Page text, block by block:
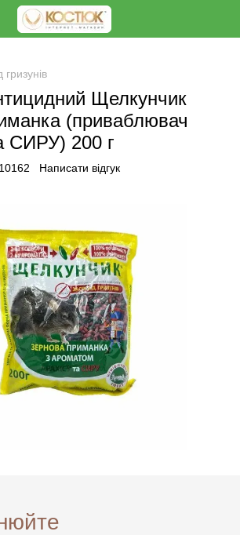
гризунів
Щелкунчик
(приваблювач
СИРУ) 200 г
Написати відгук